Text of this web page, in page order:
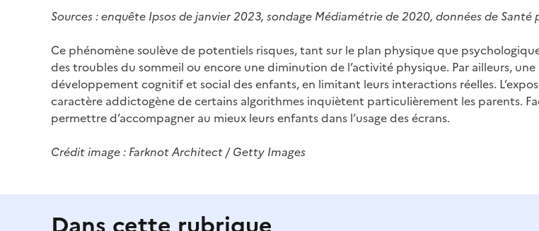
Sources :enquête Ipsos de janvier 2023, sondage Médiamétrie de 2020, données de Santé
Ce phénomène soulève de potentiels risques, tant sur le plan physique que
des troubles du sommeil ou encore une diminution de l’activité physique. Par ailleurs,
développement cognitif et social des enfants, en limitant leurs interactions réelles.
caractère addictogène de certains algorithmes inquiètent particulièrement les parents.
permettre d’accompagner au mieux leurs enfants dans l’usage des écrans.
Crédit image : Farknot Architect / Getty Images